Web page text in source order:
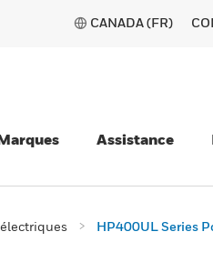
CANADA (FR)
Assistance
HP400UL Series